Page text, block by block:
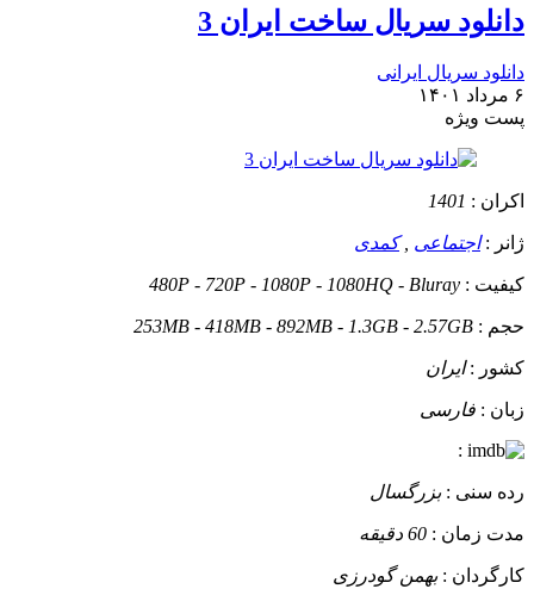
دانلود سریال ساخت ایران 3
دانلود سریال ایرانی
۶ مرداد ۱۴۰۱
پست ويژه
اکران : 1401
ژانر :اجتماعی ,کمدی
کیفیت : 480P - 720P - 1080P - 1080HQ - Bluray
حجم : 253MB - 418MB - 892MB - 1.3GB - 2.57GB
کشور :ایران
زبان : فارسی
:
رده سنی :بزرگسال
مدت زمان : 60 دقیقه
کارگردان :بهمن گودرزی